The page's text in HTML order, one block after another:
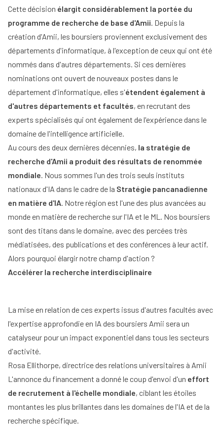
Cette décision élargit considérablement la portée du
programme de recherche de base d'Amii. Depuis la
création d'Amii, les boursiers proviennent exclusivement des
départements d'informatique, à l'exception de ceux qui ont été
nommés dans d'autres départements. Si ces dernières
nominations ont ouvert de nouveaux postes dans le
département d'informatique, elles s'étendent également à
d'autres départements et facultés, en recrutant des
experts spécialisés qui ont également de l'expérience dans le
domaine de l'intelligence artificielle.
Au cours des deux dernières décennies, la stratégie de
recherche d'Amii a produit des résultats de renommée
mondiale. Nous sommes l'un des trois seuls instituts
nationaux d'IA dans le cadre de la Stratégie pancanadienne
en matière d'IA. Notre région est l'une des plus avancées au
monde en matière de recherche sur l'IA et le ML. Nos boursiers
sont des titans dans le domaine, avec des percées très
médiatisées, des publications et des conférences à leur actif.
Alors pourquoi élargir notre champ d'action ?
Accélérer la recherche interdisciplinaire
La mise en relation de ces experts issus d'autres facultés avec
l'expertise approfondie en IA des boursiers Amii sera un
catalyseur pour un impact exponentiel dans tous les secteurs
d'activité.
Rosa Ellithorpe, directrice des relations universitaires à Amii
L'annonce du financement a donné le coup d'envoi d'un effort
de recrutement à l'échelle mondiale, ciblant les étoiles
montantes les plus brillantes dans les domaines de l'IA et de la
recherche spécifique.